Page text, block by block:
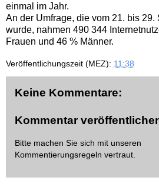
einmal im Jahr.
An der Umfrage, die vom 21. bis 29.
wurde, nahmen 490 344
Frauen und 46 % Männer.
Veröffentlichungszeit (MEZ): 11:38
Keine Kommentare:
Kommentar
Bitte machen Sie sich mit unseren
Kommentierungsregeln vertraut.